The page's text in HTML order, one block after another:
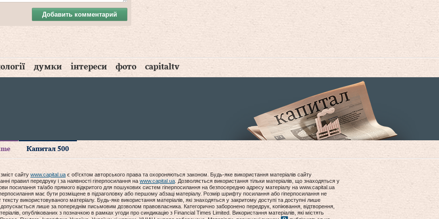
Добавить комментарий
думки інтереси фото capitaltv
Капитал 500
сайту www.capital.ua є об'єктом авторського права та охороняються законом. Будь-яке використання матеріалів сайту
правил передруку і за наявності гіперпосилання наwww.capital.ua. Дозволяється використання тільки матеріалів, що знаходяться у
посилання та/або прямого відкритого для пошукових систем гіперпосилання на безпосередню адресу матеріалу на www.capital.ua
має бути розміщене в підзаголовку або першому абзаці матеріалу. Розмір шрифту посилання або гіперпосилання не
використовуваного матеріалу. Будь-яке використання матеріалів, які знаходяться у закритому доступі та доступні лише
лише за попереднім письмовим дозволом правовласника. Категорично заборонено передрук, копіювання, відтворення,
опублікованих з позначкою в рамках угоди про синдикацію з Financial Times Limited. Використання матеріалів, які містять